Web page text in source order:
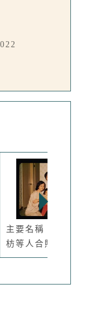
主要名稱：琦君與劉
枋等人合照1